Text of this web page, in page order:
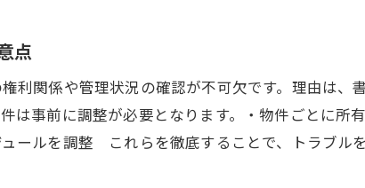
点
利関係や管理状況の確認が不可欠です。理由は
は事前に調整が必要となります。・物件ごとに
ルを調整 これらを徹底することで、トラブルを